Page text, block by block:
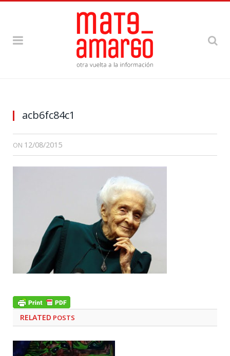
acb6fc84c1
ON 12/08/2015
RELATED POSTS